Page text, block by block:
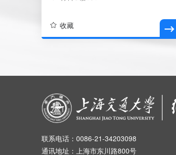
收藏
联系电话：0086-21-34203098
通讯地址：上海市东川路800号